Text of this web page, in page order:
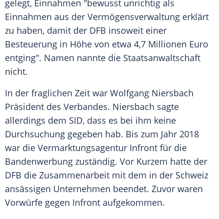
gelegt, Einnahmen "bewusst unrichtig als
Einnahmen aus der Vermögensverwaltung erklärt
zu haben, damit der DFB insoweit einer
Besteuerung in Höhe von etwa 4,7 Millionen Euro
entging". Namen nannte die Staatsanwaltschaft
nicht.
In der fraglichen Zeit war Wolfgang Niersbach
Präsident des Verbandes. Niersbach sagte
allerdings dem SID, dass es bei ihm keine
Durchsuchung gegeben hab. Bis zum Jahr 2018
war die Vermarktungsagentur Infront für die
Bandenwerbung zuständig. Vor Kurzem hatte der
DFB die Zusammenarbeit mit dem in der Schweiz
ansässigen Unternehmen beendet. Zuvor waren
Vorwürfe gegen Infront aufgekommen.